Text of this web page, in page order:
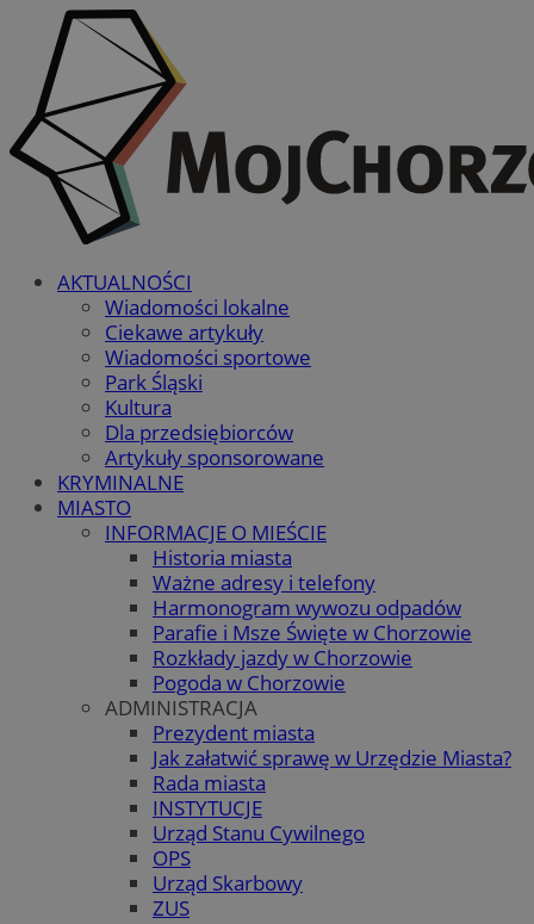
AKTUALNOŚCI
Wiadomości lokalne
Ciekawe artykuły
Wiadomości sportowe
Park Śląski
Kultura
Dla przedsiębiorców
Artykuły sponsorowane
KRYMINALNE
MIASTO
INFORMACJE O MIEŚCIE
Historia miasta
Ważne adresy i telefony
Harmonogram wywozu odpadów
Parafie i Msze Święte w Chorzowie
Rozkłady jazdy w Chorzowie
Pogoda w Chorzowie
ADMINISTRACJA
Prezydent miasta
Jak załatwić sprawę w Urzędzie Miasta?
Rada miasta
INSTYTUCJE
Urząd Stanu Cywilnego
OPS
Urząd Skarbowy
ZUS